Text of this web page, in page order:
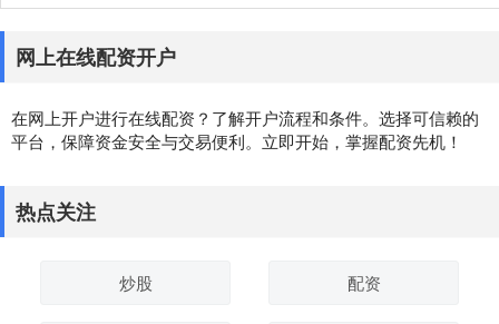
网上在线配资开户
在网上开户进行在线配资？了解开户流程和条件。选择可信赖的
平台，保障资金安全与交易便利。立即开始，掌握配资先机！
热点关注
炒股 配资